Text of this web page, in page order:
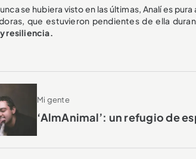
se hubiera visto en las últimas, Analí es
que estuvieron pendientes de ella
resiliencia.
Mi gente
‘AlmAnimal’: un refugio de